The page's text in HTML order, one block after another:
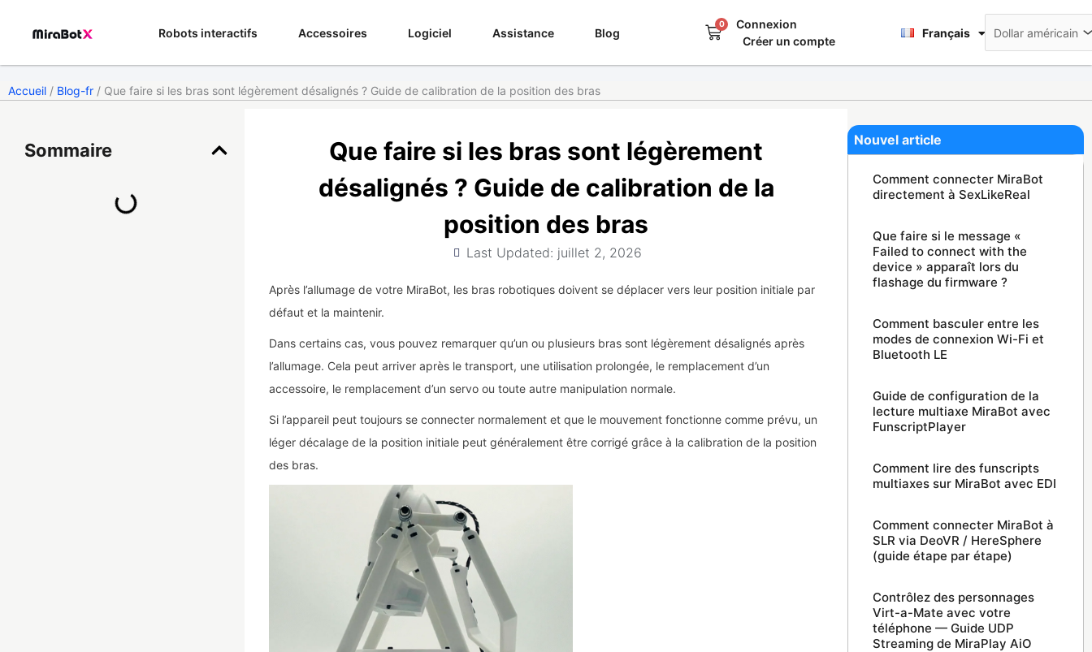
Robots interactifs Accessoires Logiciel Assistance Blog
0
PanierConnexion
Créer un compte
Français
日本語
Accueil / Blog-fr / Que faire si les bras sont légèrement désalignés ? Guide de calibration de la position des bras
Sommaire
Que faire si les bras sont légèrement
désalignés ? Guide de calibration de la
position des bras
Last Updated: juillet 2, 2026
Après l’allumage de votre MiraBot, les bras robotiques doivent se déplacer vers leur position initiale par
défaut et la maintenir.
Dans certains cas, vous pouvez remarquer qu’un ou plusieurs bras sont légèrement désalignés après
l’allumage. Cela peut arriver après le transport, une utilisation prolongée, le remplacement d’un
accessoire, le remplacement d’un servo ou toute autre manipulation normale.
Si l’appareil peut toujours se connecter normalement et que le mouvement fonctionne comme prévu, un
léger décalage de la position initiale peut généralement être corrigé grâce à la calibration de la position
des bras.
Nouvel article
Comment connecter MiraBot
directement à SexLikeReal
Que faire si le message «
Failed to connect with the
device » apparaît lors du
flashage du firmware ?
Comment basculer entre les
modes de connexion Wi-Fi et
Bluetooth LE
Guide de configuration de la
lecture multiaxe MiraBot avec
FunscriptPlayer
Comment lire des funscripts
multiaxes sur MiraBot avec EDI
Comment connecter MiraBot à
SLR via DeoVR / HereSphere
(guide étape par étape)
Contrôlez des personnages
Virt-a-Mate avec votre
téléphone — Guide UDP
Streaming de MiraPlay AiO